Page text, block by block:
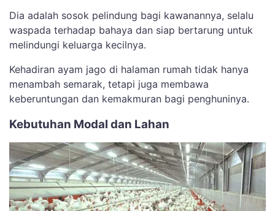
Dia adalah sosok pelindung bagi kawanannya, selalu
waspada terhadap bahaya dan siap bertarung untuk
melindungi keluarga kecilnya.
Kehadiran ayam jago di halaman rumah tidak hanya
menambah semarak, tetapi juga membawa
keberuntungan dan kemakmuran bagi penghuninya.
Kebutuhan Modal dan Lahan